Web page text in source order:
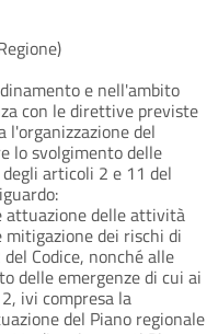
e nell'ambito
con le direttive previste
l'organizzazione del
lo svolgimento delle
articoli 2 e 11 del
attuazione delle attività
dei rischi di
Codice, nonché alle
delle emergenze di cui ai
ivi compresa la
del Piano regionale